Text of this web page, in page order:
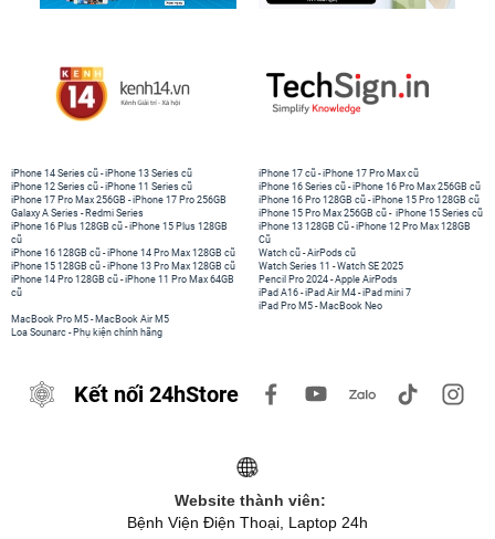
iPhone 14 Series cũ -iPhone 13 Series cũ
iPhone 12 Series cũ -iPhone 11 Series cũ
iPhone 17 Pro Max 256GB -iPhone 17 Pro 256GB
Galaxy A Series - Redmi Series
iPhone 17 cũ -iPhone 17 Pro Max cũ
iPhone 16 Series cũ - iPhone 16 Pro Max 256GB cũ
iPhone 16 Pro 128GB cũ -iPhone 15 Pro 128GB cũ
iPhone 15 Pro Max 256GB cũ - iPhone 15 Series cũ
iPhone 16 Plus 128GB cũ -iPhone 15 Plus 128GB
cũ
iPhone 16 128GB cũ -iPhone 14 Pro Max 128GB cũ
iPhone 15 128GB cũ -iPhone 13 Pro Max 128GB cũ
iPhone 14 Pro 128GB cũ -iPhone 11 Pro Max 64GB
cũ
iPhone 13 128GB Cũ -iPhone 12 Pro Max 128GB
Cũ
Watch cũ -AirPods cũ
Watch Series 11 -Watch SE 2025
Pencil Pro 2024 -Apple AirPods
iPad A16 -iPad Air M4 -iPad mini 7
iPad Pro M5 - MacBook Neo
MacBook Pro M5 - MacBook Air M5
Loa Sounarc - Phụ kiện chính hãng
Kết nối 24hStore
Website thành viên:
Bệnh Viện Điện Thoại, Laptop 24h